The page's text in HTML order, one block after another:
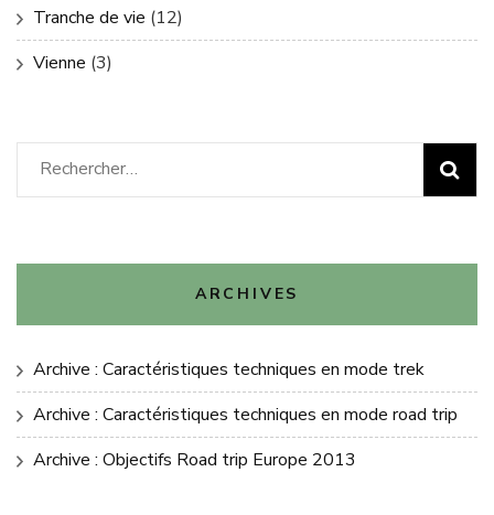
Tranche de vie (12)
Vienne (3)
Rechercher :
ARCHIVES
Archive : Caractéristiques techniques en mode trek
Archive : Caractéristiques techniques en mode road trip
Archive : Objectifs Road trip Europe 2013